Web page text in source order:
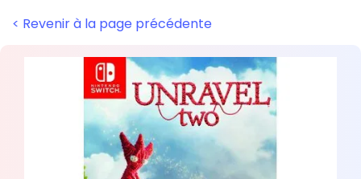
< Revenir à la page précédente